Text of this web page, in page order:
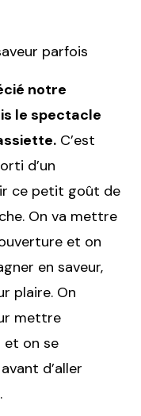
parfois
notre
le spectacle
C’est
d’un
ce petit goût de
On va mettre
et on
en saveur,
plaire. On
mettre
et on se
d’aller